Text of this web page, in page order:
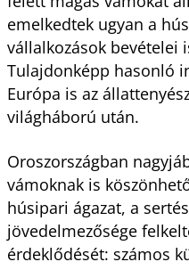
emelkedtek ugyan a
vállalkozások bevételei
Tulajdonképp hasonló
Európa is az
világháború után.
Oroszországban
vámoknak is
húsipari ágazat, a
jövedelmezősége
érdeklődését: számos